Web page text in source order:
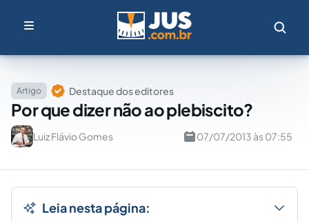
Artigo Destaque dos editores
Por que dizer não ao plebiscito?
Luiz Flávio Gomes 07/07/2013 às 07:55
Leia nesta página: